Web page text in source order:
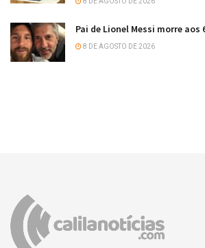
Pai de Lionel Messi morre
8 DE AGOSTO DE 2026